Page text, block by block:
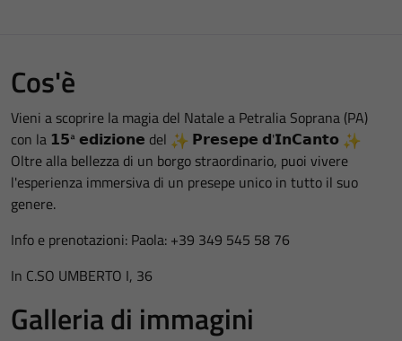
Cos'è
Vieni a scoprire la magia del Natale a Petralia Soprana (PA)
con la 𝟭𝟱ª 𝗲𝗱𝗶𝘇𝗶𝗼𝗻𝗲 del
𝗣𝗿𝗲𝘀𝗲𝗽𝗲 𝗱'𝗜𝗻𝗖𝗮𝗻𝘁𝗼
Oltre alla bellezza di un borgo straordinario, puoi vivere
l'esperienza immersiva di un presepe unico in tutto il suo
genere.
Info e prenotazioni: Paola: +39 349 545 58 76
In C.SO UMBERTO I, 36
Galleria di immagini